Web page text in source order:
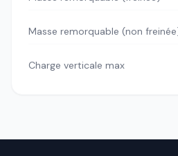
Masse remorquable (non
Charge verticale max